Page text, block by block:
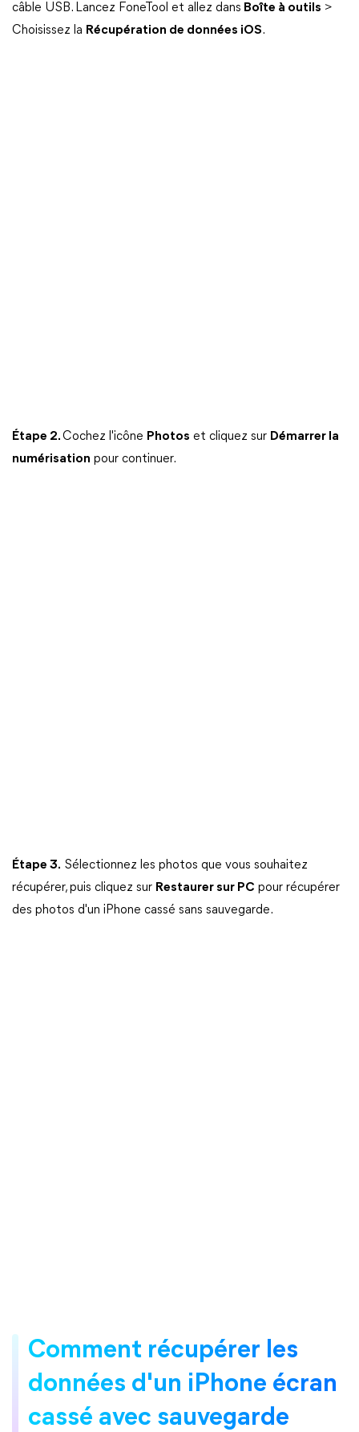
câble USB. Lancez FoneTool et allez dans Boîte à outils >
Choisissez la Récupération de données iOS.
Étape 2.Cochez l'icône Photos et cliquez sur Démarrer la
numérisation pour continuer.
Étape 3. Sélectionnez les photos que vous souhaitez
récupérer, puis cliquez sur Restaurer sur PC pour récupérer
des photos d'un iPhone cassé sans sauvegarde.
Comment récupérer les
données d'un iPhone écran
cassé avec sauvegarde